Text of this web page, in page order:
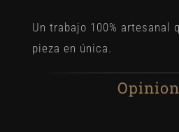
Un trabajo 100% artesanal
pieza en única.